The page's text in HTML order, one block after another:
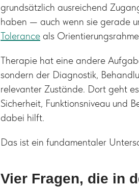
grundsätzlich ausreichend
haben — auch wenn sie gerade
Tolerance als
Therapie hat eine andere
sondern der Diagnostik,
relevanter Zustände. Dort geht
Sicherheit, Funktionsniveau und
dabei hilft.
Das ist ein fundamentaler
Vier Fragen, die in